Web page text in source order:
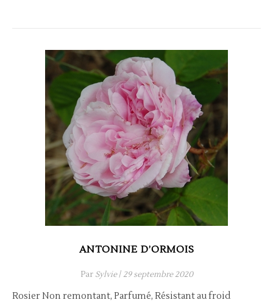
ANTONINE D’ORMOIS
Par Sylvie / 29 septembre 2020
Rosier Non remontant, Parfumé, Résistant au froid